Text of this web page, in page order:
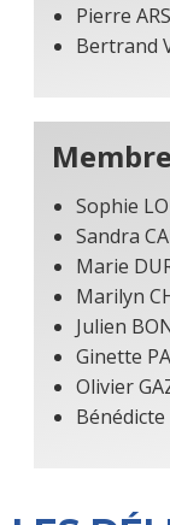
Pierre
Bertrand
Sophie
Sandra
Marie
Marilyn
Julien
Ginette
Olivier
Bénédicte